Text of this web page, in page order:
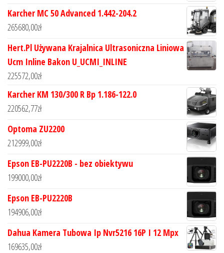
Karcher MC 50 Advanced 1.442-204.2
265680,00zł
Hert.Pl Używana Krajalnica Ultrasoniczna Liniowa
Ucm Inline Bakon U_UCMI_INLINE
225572,00zł
Karcher KM 130/300 R Bp 1.186-122.0
220562,77zł
Optoma ZU2200
212999,00zł
Epson EB-PU2220B - bez obiektywu
199000,00zł
Epson EB-PU2220B
194906,00zł
Dahua Kamera Tubowa Ip Nvr5216 16P I 12 Mpx
169635,00zł